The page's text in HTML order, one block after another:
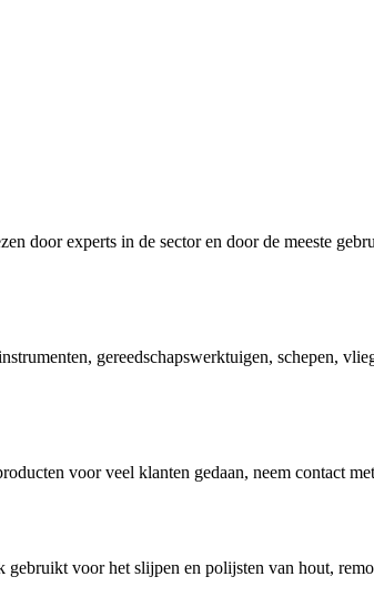
door experts in de sector en door de meeste
gereedschapswerktuigen, schepen,
voor veel klanten gedaan, neem contact
voor het slijpen en polijsten van hout,